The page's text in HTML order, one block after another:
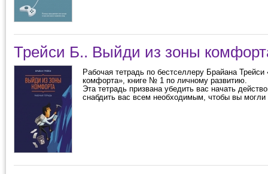
Трейси Б.. Выйди из зоны
Рабочая тетрадь по бестселлеру Брайана
комфорта», книге № 1 по личному развитию.
Эта тетрадь призвана убедить вас начать
снабдить вас всем необходимым, чтобы вы могли